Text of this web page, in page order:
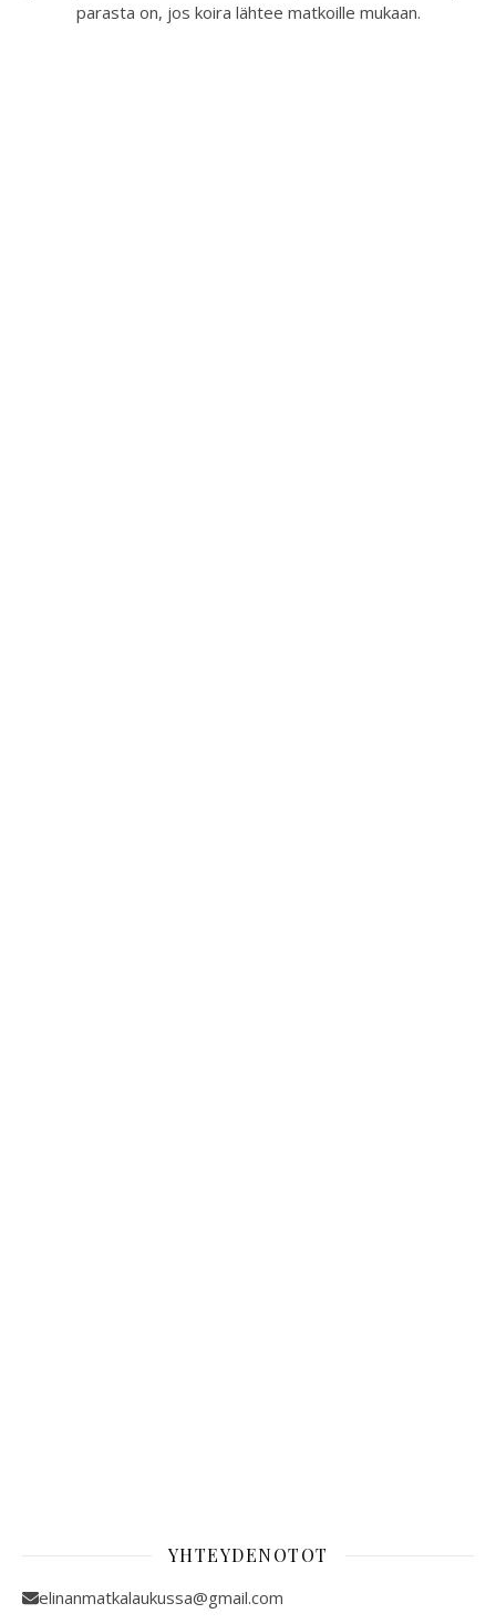
parasta on, jos koira lähtee matkoille mukaan.
YHTEYDENOTOT
elinanmatkalaukussa@gmail.com